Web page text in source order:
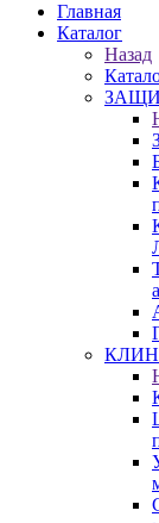
Главная
Каталог
Назад